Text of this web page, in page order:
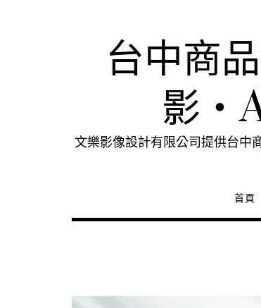
台中商
影・
文樂影像設計有限公司提供台中
首頁